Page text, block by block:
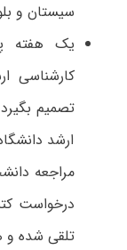
سیستان و
یک هفته
تصمیم
ارشد
مراجعه
درخواست
تلقی شده و